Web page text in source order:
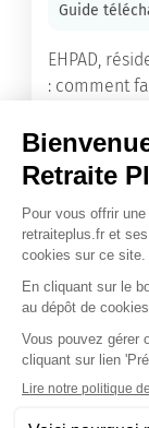
Guide
EHPAD,
: comment faire le
ainés.
Vous